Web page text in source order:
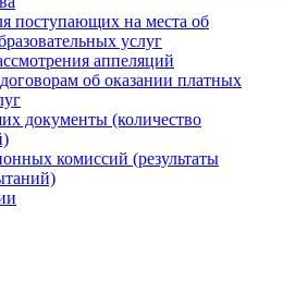
поступающих на места об
услуг
аппеляций
об оказании платных
документы (количество
комиссий (результаты